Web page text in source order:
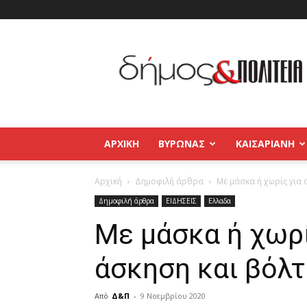
και
Πολιτεία
Βύρωνας
–
Παγκράτι
ΑΡΧΙΚΉ ΒΥΡΩΝΑΣ ΚΑΙΣΑΡΙΑΝΗ
Αρχική Δημοφιλή άρθρα Με μάσκα ή χωρίς για
Δημοφιλή άρθρα ΕΙΔΗΣΕΙΣ Ελλαδα
Με μάσκα ή
άσκηση και
Από Δ&Π - 9 Νοεμβρίου 2020